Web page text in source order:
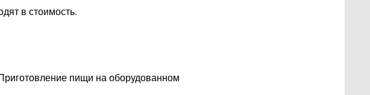
в стоимость.
пищи на оборудованном